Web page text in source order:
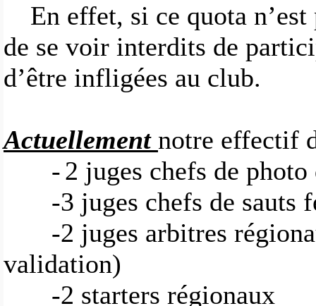
En effet, si ce quota
de se voir interdits de
d’être infligées au club.
Actuellement notre effectif
-2 juges chefs de
-3 juges chefs de sauts
-2 juges arbitres
validation)
-2 starters régionaux